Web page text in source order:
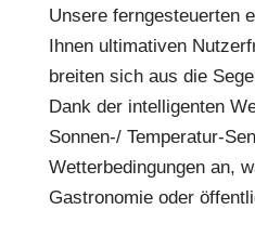
Unsere ferngesteuerten
Ihnen ultimativen
breiten sich aus die
Dank der intelligenten
Sonnen-/ Temperatur-
Wetterbedingungen an,
Gastronomie oder